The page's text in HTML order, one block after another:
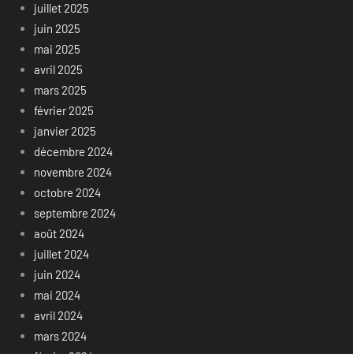
juillet 2025
juin 2025
mai 2025
avril 2025
mars 2025
février 2025
janvier 2025
décembre 2024
novembre 2024
octobre 2024
septembre 2024
août 2024
juillet 2024
juin 2024
mai 2024
avril 2024
mars 2024